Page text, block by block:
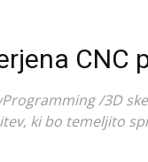
CNC
/3D
ki bo temeljito